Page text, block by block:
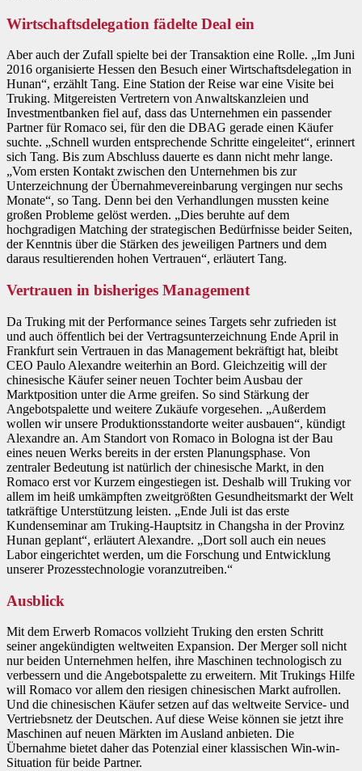
Wirtschaftsdelegation fädelte Deal ein
Aber auch der Zufall spielte bei der Transaktion eine Rolle. „Im Juni
2016 organisierte Hessen den Besuch einer Wirtschaftsdelegation in
Hunan“, erzählt Tang. Eine Station der Reise war eine Visite bei
Truking. Mitgereisten Vertretern von Anwaltskanzleien und
Investmentbanken fiel auf, dass das Unternehmen ein passender
Partner für Romaco sei, für den die DBAG gerade einen Käufer
suchte. „Schnell wurden entsprechende Schritte eingeleitet“, erinnert
sich Tang. Bis zum Abschluss dauerte es dann nicht mehr lange.
„Vom ersten Kontakt zwischen den Unternehmen bis zur
Unterzeichnung der Übernahmevereinbarung vergingen nur sechs
Monate“, so Tang. Denn bei den Verhandlungen mussten keine
großen Probleme gelöst werden. „Dies beruhte auf dem
hochgradigen Matching der strategischen Bedürfnisse beider Seiten,
der Kenntnis über die Stärken des jeweiligen Partners und dem
daraus resultierenden hohen Vertrauen“, erläutert Tang.
Vertrauen in bisheriges Management
Da Truking mit der Performance seines Targets sehr zufrieden ist
und auch öffentlich bei der Vertragsunterzeichnung Ende April in
Frankfurt sein Vertrauen in das Management bekräftigt hat, bleibt
CEO Paulo Alexandre weiterhin an Bord. Gleichzeitig will der
chinesische Käufer seiner neuen Tochter beim Ausbau der
Marktposition unter die Arme greifen. So sind Stärkung der
Angebotspalette und weitere Zukäufe vorgesehen. „Außerdem
wollen wir unsere Produktionsstandorte weiter ausbauen“, kündigt
Alexandre an. Am Standort von Romaco in Bologna ist der Bau
eines neuen Werks bereits in der ersten Planungsphase. Von
zentraler Bedeutung ist natürlich der chinesische Markt, in den
Romaco erst vor Kurzem eingestiegen ist. Deshalb will Truking vor
allem im heiß umkämpften zweitgrößten Gesundheitsmarkt der Welt
tatkräftige Unterstützung leisten. „Ende Juli ist das erste
Kundenseminar am Truking-Hauptsitz in Changsha in der Provinz
Hunan geplant“, erläutert Alexandre. „Dort soll auch ein neues
Labor eingerichtet werden, um die Forschung und Entwicklung
unserer Prozesstechnologie voranzutreiben.“
Ausblick
Mit dem Erwerb Romacos vollzieht Truking den ersten Schritt
seiner angekündigten weltweiten Expansion. Der Merger soll nicht
nur beiden Unternehmen helfen, ihre Maschinen technologisch zu
verbessern und die Angebotspalette zu erweitern. Mit Trukings Hilfe
will Romaco vor allem den riesigen chinesischen Markt aufrollen.
Und die chinesischen Käufer setzen auf das weltweite Service- und
Vertriebsnetz der Deutschen. Auf diese Weise können sie jetzt ihre
Maschinen auf neuen Märkten im Ausland anbieten. Die
Übernahme bietet daher das Potenzial einer klassischen Win-win-
Situation für beide Partner.